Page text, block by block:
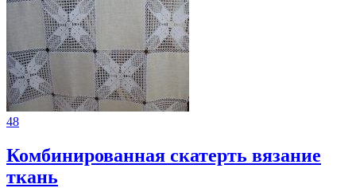
48
Комбинированная скатерть вязание
ткань